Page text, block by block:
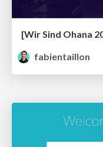
fabientaillon